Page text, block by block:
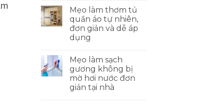
Mẹo làm thơm tủ
quần áo tự nhiên,
đơn giản và dễ áp
dụng
Mẹo làm sạch
gương không bị
mờ hơi nước đơn
giản tại nhà